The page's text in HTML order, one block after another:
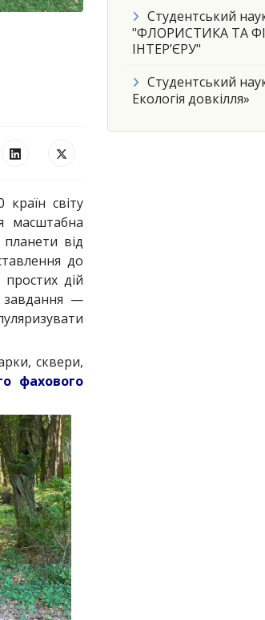
світу
масштабна
від
до
дій
—
сквери,
фахового
Студентський
"ФЛОРИСТИКА ТА
ІНТЕР’ЄРУ"
Студентський
Екологія довкілля»